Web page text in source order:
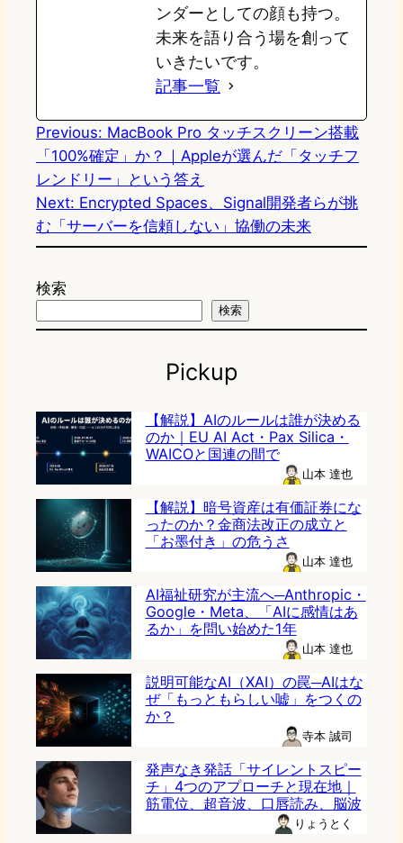
ンダーとしての顔も持つ。
未来を語り合う場を創って
いきたいです。
記事一覧
Previous: MacBook Pro タッチスクリーン搭載
「100%確定」か？｜Appleが選んだ「タッチフ
レンドリー」という答え
Next: Encrypted Spaces、Signal開発者らが挑
む「サーバーを信頼しない」協働の未来
検索
検索
Pickup
【解説】AIのルールは誰が決める
のか｜EU AI Act・Pax Silica・
WAICOと国連の間で
山本 達也
【解説】暗号資産は有価証券にな
ったのか？金商法改正の成立と
「お墨付き」の危うさ
山本 達也
AI福祉研究が主流へ─Anthropic・
Google・Meta、「AIに感情はあ
るか」を問い始めた1年
山本 達也
説明可能なAI（XAI）の罠─AIはな
ぜ「もっともらしい嘘」をつくの
か？
寺本 誠司
発声なき発話「サイレントスピー
チ」4つのアプローチと現在地｜
筋電位、超音波、口唇読み、脳波
りょうとく